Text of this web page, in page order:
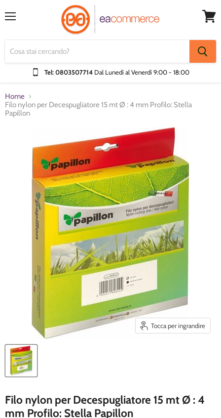
Tel: 0803507714 Dal Lunedì al Venerdì9:00 - 18:00
Home
Filo nylon per Decespugliatore 15 mt Ø : 4 mm Profilo: Stella
Papillon
Tocca per ingrandire
Filo nylon per Decespugliatore 15 mt Ø : 4
mm Profilo: Stella Papillon